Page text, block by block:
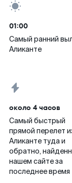
01:00
Самый ранний
Аликанте
около 4 часов
Самый быстрый
прямой перелет
Аликанте туда и
обратно,
нашем сайте за
последнее время